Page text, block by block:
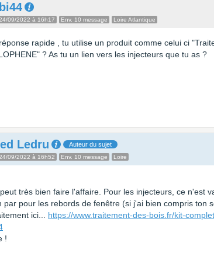
09/2022 à 16h17 Env. 10 message Loire Atlantique
rapide , tu utilise un produit comme celui ci
? As tu un lien vers les injecteurs que tu as ?
Ledru Auteur du sujet
09/2022 à 16h52 Env. 10 message Loire
très bien faire l'affaire. Pour les injecteurs, ce n'est
par pour les rebords de fenêtre (si j'ai bien compris ton
ici... https://www.traitement-des-bois.fr/kit-
!